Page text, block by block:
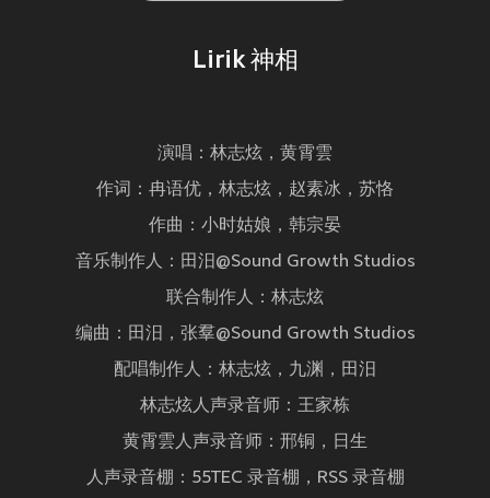
Lirik 神相
演唱：林志炫，黄霄雲
作词：冉语优，林志炫，赵素冰，苏恪
作曲：小时姑娘，韩宗晏
音乐制作人：田汨@Sound Growth Studios
联合制作人：林志炫
编曲：田汨，张羣@Sound Growth Studios
配唱制作人：林志炫，九渊，田汨
林志炫人声录音师：王家栋
黄霄雲人声录音师：邢铜，日生
人声录音棚：55TEC 录音棚，RSS 录音棚